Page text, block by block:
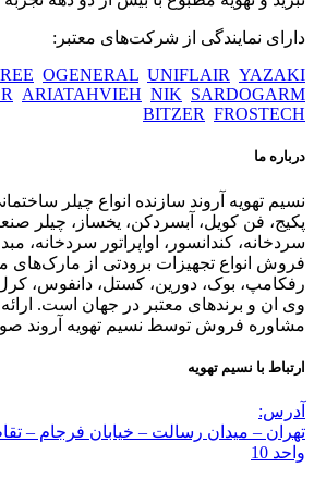
دارای نمایندگی از شرکت‌های معتبر:
OGENERAL UNIFLAIR YAZAKI
ARIATAHVIEH NIK SARDOGARM
BITZER FROSTECH
درباره ما
نسیم تهویه آروند سازنده انواع چیلر
پکیج، فن کویل، آبسردکن، یخساز، چیلر
سردخانه، کندانسور، اواپراتور سردخانه،
فروش انواع تجهیزات برودتی از مارک‌های
رفکامپ، بوک، دورین، کستل، دانفوس،
وی ان و برندهای معتبر در جهان است.
مشاوره فروش توسط نسیم تهویه آروند
ارتباط با نسیم تهویه
آدرس:
واحد 10